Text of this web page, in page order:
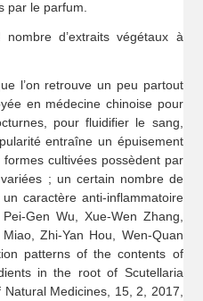
par le parfum.
d’extraits végétaux à
l’on retrouve un peu partout
en médecine chinoise pour
pour fluidifier le sang,
entraîne un épuisement
cultivées possèdent par
; un certain nombre de
caractère anti-inflammatoire
Gen Wu, Xue-Wen Zhang,
Zhi-Yan Hou, Wen-Quan
patterns of the contents of
in the root of Scutellaria
Medicines, 15, 2, 2017,